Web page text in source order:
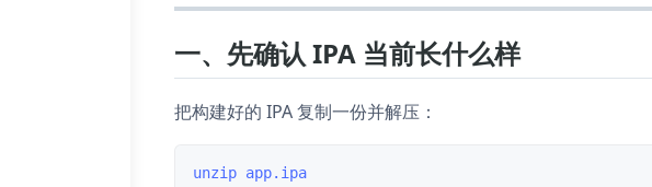
一、先确认 IPA 当前长什么样
把构建好的 IPA 复制一份并解压：